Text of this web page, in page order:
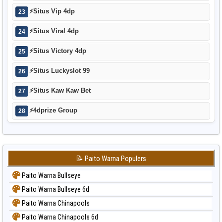
23 ⚡Situs Vip 4dp
24 ⚡Situs Viral 4dp
25 ⚡Situs Victory 4dp
26 ⚡Situs Luckyslot 99
27 ⚡Situs Kaw Kaw Bet
28 ⚡4dprize Group
📝 Paito Warna Populers
Paito Warna Bullseye
Paito Warna Bullseye 6d
Paito Warna Chinapools
Paito Warna Chinapools 6d